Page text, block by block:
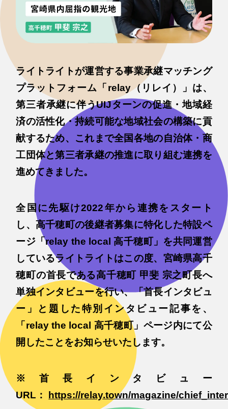
ライトライトが運営する事業承継マッチング
プラットフォーム「relay（リレイ）」は、
第三者承継に伴うUIJターンの促進・地域経
済の活性化・持続可能な地域社会の構築に貢
献するため、これまで全国各地の自治体・商
工団体と第三者承継の推進に取り組む連携を
進めてきました。
全国に先駆け2022年から連携をスタート
し、高千穂町の後継者募集に特化した特設ペ
ージ「relay the local 高千穂町」を共同運営
しているライトライトはこの度、宮崎県高千
穂町の首長である高千穂町 甲斐 宗之町長へ
単独インタビューを行い、「首長インタビュ
ー」と題した特別インタビュー記事を、
「relay the local 高千穂町」ページ内にて公
開したことをお知らせいたします。
※首長インタビュー
URL：
https://relay.town/magazine/